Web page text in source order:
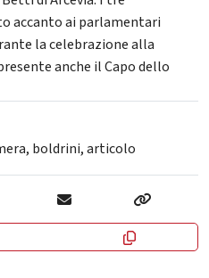
accanto ai parlamentari
la celebrazione alla
anche il Capo dello
, boldrini,articolo